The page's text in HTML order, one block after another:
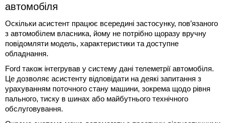
автомобіля
Оскільки асистент працює всередині застосунку, пов’язаного
з автомобілем власника, йому не потрібно щоразу вручну
повідомляти модель, характеристики та доступне
обладнання.
Ford також інтегрував у систему дані телеметрії автомобіля.
Це дозволяє асистенту відповідати на деякі запитання з
урахуванням поточного стану машини, зокрема щодо рівня
пального, тиску в шинах або майбутнього технічного
обслуговування.